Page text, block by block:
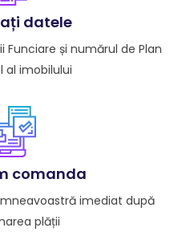
datele
și numărul de Plan
al imobilului
comanda
imediat după
plății